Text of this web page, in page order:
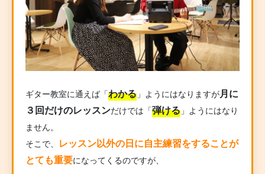
ギター教室に通えば「わかる」ようにはなりますが月に
３回だけのレッスンだけでは「弾ける」ようにはなり
ません。
そこで、
レッスン以外の日に自主練習をすることが
とても重要になってくるのですが、